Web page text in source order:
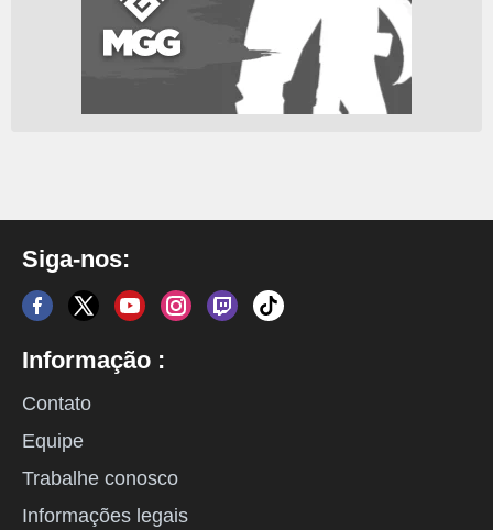
Siga-nos:
Informação :
Contato
Equipe
Trabalhe conosco
Informações legais